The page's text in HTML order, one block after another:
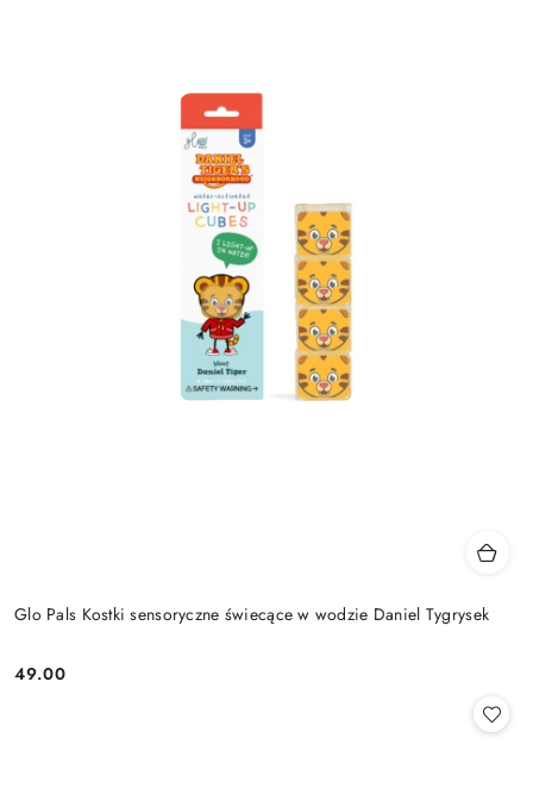
Glo Pals Kostki sensoryczne świecące w wodzie Daniel Tygrysek
Cena:
49.00